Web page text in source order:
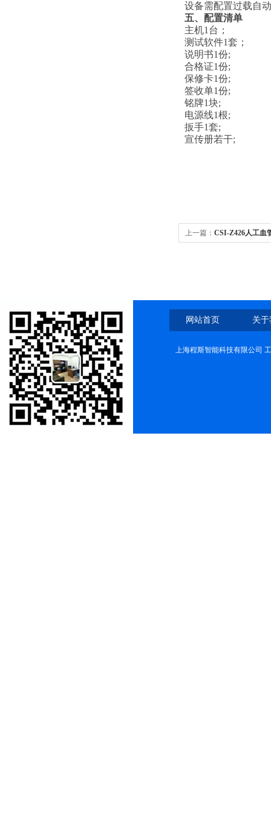
设备需配置过载自
五、配置清单
主机1台；
测试软件1套；
说明书1份;
合格证1份;
保修卡1份;
签收单1份;
铭牌1块;
电源线1根;
扳手1套;
宣传册若干;
上一篇： CSI-Z426人工血
网站首页 关
上海程斯智能科技有限公司